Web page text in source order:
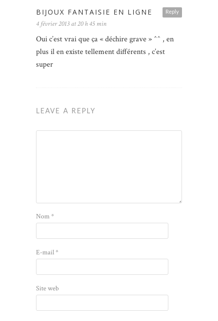
Reply
BIJOUX FANTAISIE EN LIGNE
4 février 2013 at 20 h 45 min
Oui c’est vrai que ça « déchire grave » ^^ , en
plus il en existe tellement différents , c’est
super
LEAVE A REPLY
Nom*
E-mail*
Site web